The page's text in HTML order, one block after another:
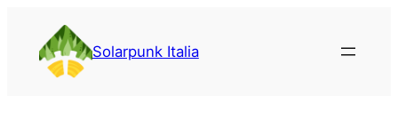
contenuto
Solarpunk Italia